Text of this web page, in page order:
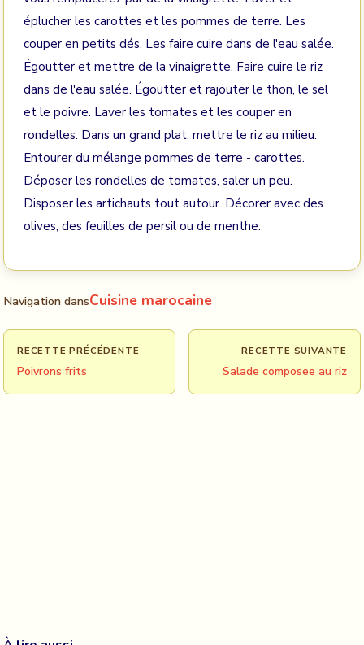
éplucher les carottes et les pommes de terre. Les
couper en petits dés. Les faire cuire dans de l'eau salée.
Égoutter et mettre de la vinaigrette. Faire cuire le riz
dans de l'eau salée. Égoutter et rajouter le thon, le sel
et le poivre. Laver les tomates et les couper en
rondelles. Dans un grand plat, mettre le riz au milieu.
Entourer du mélange pommes de terre - carottes.
Déposer les rondelles de tomates, saler un peu.
Disposer les artichauts tout autour. Décorer avec des
olives, des feuilles de persil ou de menthe.
Navigation dansCuisine marocaine
RECETTE PRÉCÉDENTE
Poivrons frits
RECETTE SUIVANTE
Salade composee au riz